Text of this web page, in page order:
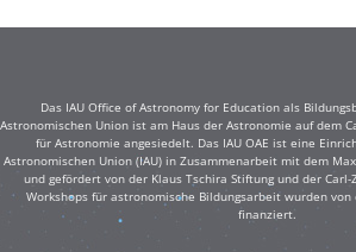
Das IAU Office of Astronomy for Education als
Astronomischen Union ist am Haus der Astronomie auf dem
für Astronomie angesiedelt. Das IAU OAE ist eine
Astronomischen Union (IAU) in Zusammenarbeit mit dem
und gefördert von der Klaus Tschira Stiftung und der Carl-
Workshops für astronomische Bildungsarbeit wurden von
finanziert.